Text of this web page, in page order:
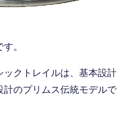
。
ックトレイルは、基本設計
計のプリムス伝統モデルで